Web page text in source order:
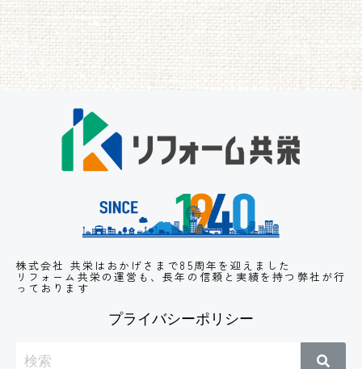
株式会社 共栄はおかげさまで85周年を迎えました
リフォーム共栄の運営も、長年の信頼と実績を持つ弊社が行
っております
プライバシーポリシー